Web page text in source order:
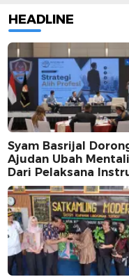
HEADLINE
Syam Basrijal
Ajudan Ubah
Dari Pelaksana
Jadi Pencipta Nilai